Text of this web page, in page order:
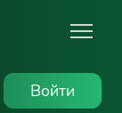
Войти